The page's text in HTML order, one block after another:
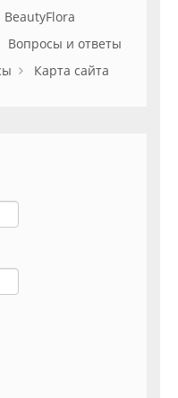
Вопросы и ответы
Карта сайта